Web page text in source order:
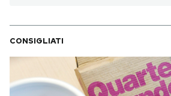
CONSIGLIATI